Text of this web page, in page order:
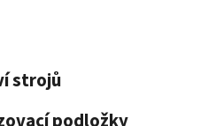
strojů